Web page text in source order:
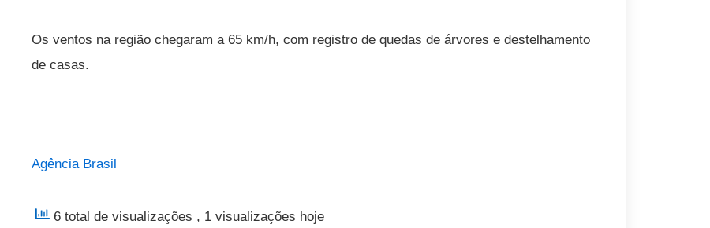
Os ventos na região chegaram a 65 km/h, com registro de quedas de árvores e destelhamento
de casas.
Agência Brasil
6 total de visualizações , 1 visualizações hoje